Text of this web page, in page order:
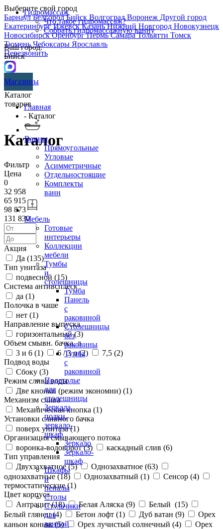
Выберите свой город
БарнаулБелгородБийск ВолгоградВоронеж Другой город
ЕкатеринбургИжевскКазаньНижний Новгород Новокузнецк
НовосибирскОренбургПермьСамараТольятти Томск
ТюменьЧебоксары Ярославль
Перезвонить
Гидромассаж
Что такое гидромассаж?
Собрать гидромассажную ванну
Ваш город:
Бийск
Магазины
Каталог
товаров
Ванны
Прямоугольные
Угловые
Асимметричные
Отдельностоящие
Комплекты
ванн
Мебель
Готовые
интерьеры
Коллекции
мебели
Тумбы
и
столешницы
Тумба
Панель
с
раковиной
Столешницы
без
раковины
Тумба
с
раковиной
Подстолье
для
столешницы
Зеркала,
полки,
зеркало-
шкаф
Зеркало
Зеркало-
шкаф
Шкафы
и
пеналы
Столы
Стульчики
для
ванной
Главная
- Каталог
Каталог
Фильтр
Цена
0
32 958
65 915
98 873
131 830
Акция
Да (135)
Тип унитаза
подвесной (15)
Система антивсплеск
да (1)
Полочка в чаше
нет (1)
Направление выпуска
горизонтальный (3)
Объем смывн. бачка, л
3 и 6 (1) 6 / 3 л (2) 7,5 (2)
Подвод воды
Сбоку (3)
Режим слива воды
Две кнопки (режим экономии) (1)
Механизм слива
Механическая кнопка (1)
Установки сливного бачка
поверх унитаза (1)
Организация смывающего потока
воронка-водоворот (3) каскадный слив (6)
Тип управления
Двухзахватное (5) Однозахватное (63)
однозахватные (18) Однозахватный (1) Сенсор (4)
термостатические (1)
Цвет корпуса
Антрацит (18) Белая Аляска (9) Белый (15)
Белый глянец (4) Бетон лофт (1) Дуб ватан (9)
Орех
каньон коньяк (5) Орех лучистый солнечный (4)
Орех